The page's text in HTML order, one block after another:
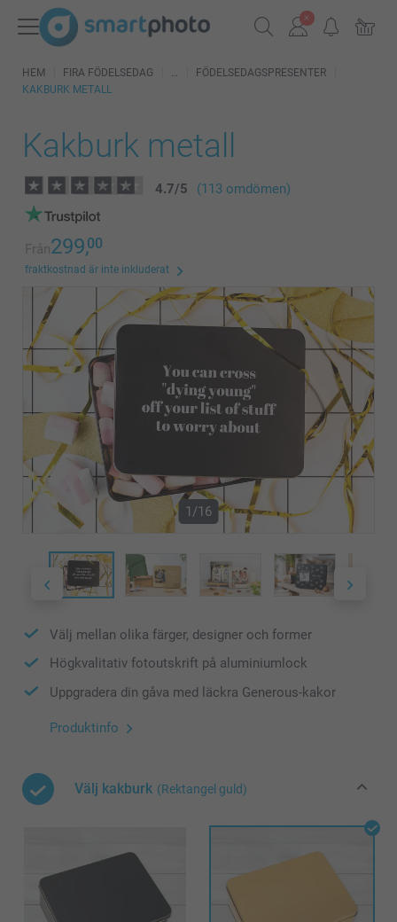
HEM FIRA FÖDELSEDAG
FÖDELSEDAGSPRESENTER
KAKBURK METALL
Kakburk metall
4.7/5 (113 omdömen)
Från299,00
fraktkostnad är inte inkluderat
1/16
Välj mellan olika färger, designer och former
Högkvalitativ fotoutskrift på aluminiumlock
Uppgradera din gåva med läckra Generous-kakor
Produktinfo
Välj kakburk (Rektangel guld)